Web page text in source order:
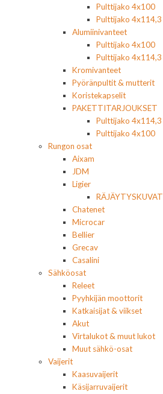
Pulttijako 4x100
Pulttijako 4x114,3
Alumiinivanteet
Pulttijako 4x100
Pulttijako 4x114,3
Kromivanteet
Pyöränpultit & mutterit
Koristekapselit
PAKETTITARJOUKSET
Pulttijako 4x114,3
Pulttijako 4x100
Rungon osat
Aixam
JDM
Ligier
RÄJÄYTYSKUVAT
Chatenet
Microcar
Bellier
Grecav
Casalini
Sähköosat
Releet
Pyyhkijän moottorit
Katkaisijat & viikset
Akut
Virtalukot & muut lukot
Muut sähkö-osat
Vaijerit
Kaasuvaijerit
Käsijarruvaijerit